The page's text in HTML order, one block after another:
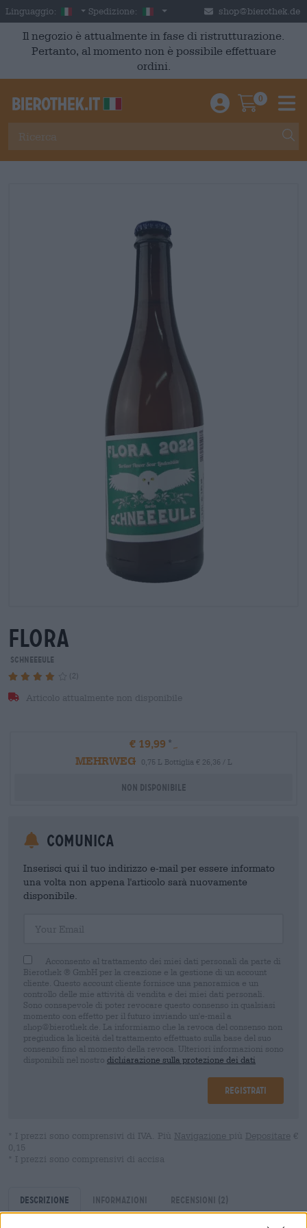
Skip to main content
Linguaggio: Italian
Spedizione: Italia shop@bierothek.de
Il negozio è attualmente in fase di ristrutturazione.
Pertanto, al momento non è possibile effettuare
ordini.
Einloggen /
0
flora
Schneeeule
(2)
Articolo attualmente non disponibile
€ 19,99
MEHRWEG
0,75 L Bottiglia € 26,36 / L
Non disponibile
Comunica
Inserisci qui il tuo indirizzo e-mail per essere informato
una volta non appena l'articolo sarà nuovamente
disponibile.
Acconsento al trattamento dei miei dati personali da parte di
Bierothek ® GmbH per la creazione e la gestione di un account
cliente. Questo account cliente fornisce una panoramica e un
controllo delle mie attività di vendita e dei miei dati personali.
Sono consapevole di poter revocare questo consenso in qualsiasi
momento con effetto per il futuro inviando un'e-mail a
shop@bierothek.de. La informiamo che la revoca del consenso non
pregiudica la liceità del trattamento effettuato sulla base del suo
consenso fino al momento della revoca. Ulteriori informazioni sono
disponibili nel nostro dichiarazione sulla protezione dei dati
Registrati
* I prezzi sono comprensivi di IVA. Più Navigazione più Depositare €
0,15
* I prezzi sono comprensivi di accisa
Descrizione Informazioni Recensioni (2)